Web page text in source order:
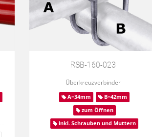
RSB-160-023
Überkreuzverbinder
A=34mm
B=42mm
zum Öffnen
inkl. Schrauben und Muttern